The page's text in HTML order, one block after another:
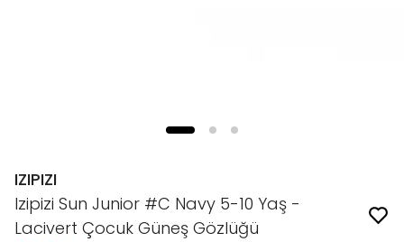
IZIPIZI
Izipizi Sun Junior #C Navy 5-10 Yaş -
Lacivert Çocuk Güneş Gözlüğü